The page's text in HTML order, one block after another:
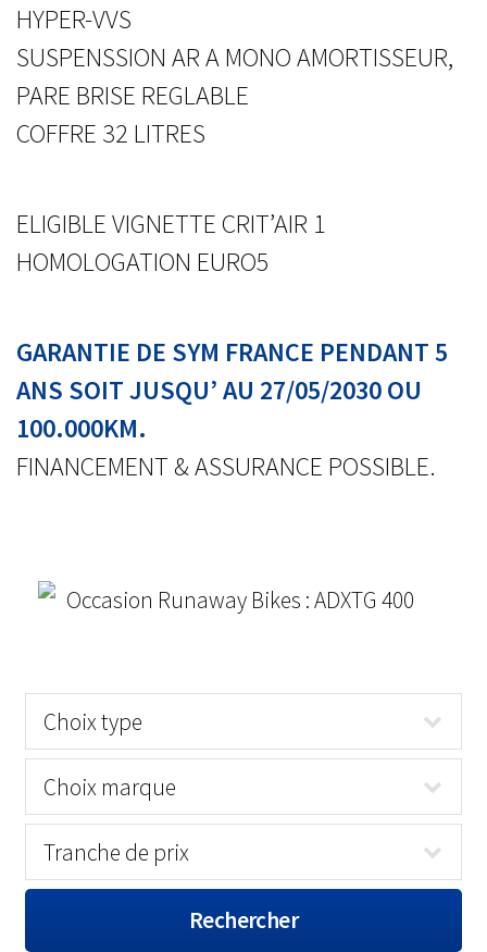
HYPER-VVS
SUSPENSSION AR A MONO AMORTISSEUR,
PARE BRISE REGLABLE
COFFRE 32 LITRES
ELIGIBLE VIGNETTE CRIT’AIR 1
HOMOLOGATION EURO5
GARANTIE DE SYM FRANCE PENDANT 5
ANS SOIT JUSQU’ AU 27/05/2030 OU
100.000KM.
FINANCEMENT & ASSURANCE POSSIBLE.